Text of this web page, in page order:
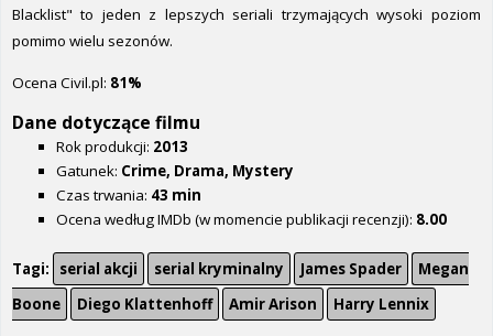
Blacklist" to jeden z lepszych seriali trzymających wysoki poziom
pomimo wielu sezonów.
Ocena Civil.pl: 81%
Dane dotyczące filmu
Rok produkcji: 2013
Gatunek: Crime, Drama, Mystery
Czas trwania: 43 min
Ocena według IMDb (w momencie publikacji recenzji): 8.00
Tagi: serial akcji serial kryminalny James Spader
Megan
Boone
Diego Klattenhoff Amir Arison Harry Lennix